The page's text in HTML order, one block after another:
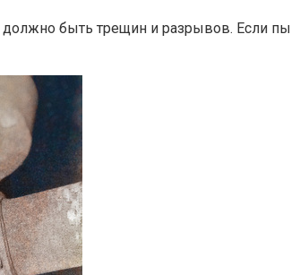
быть трещин и разрывов. Если